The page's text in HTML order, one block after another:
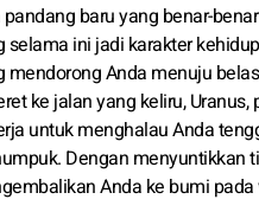
baru yang benar-
selama ini jadi karakter
mendorong Anda menuju
ke jalan yang keliru,
untuk menghalau Anda
Dengan menyuntikkan
Anda ke bumi